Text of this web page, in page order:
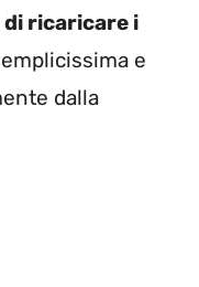
ricaricare i
e
dalla